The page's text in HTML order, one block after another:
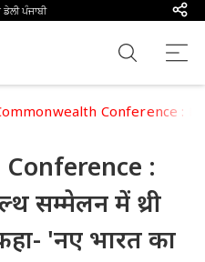
ਪੰਜਾਬੀ
Conference : PM
:
सम्मेलन में थ्री
'नए भारत का